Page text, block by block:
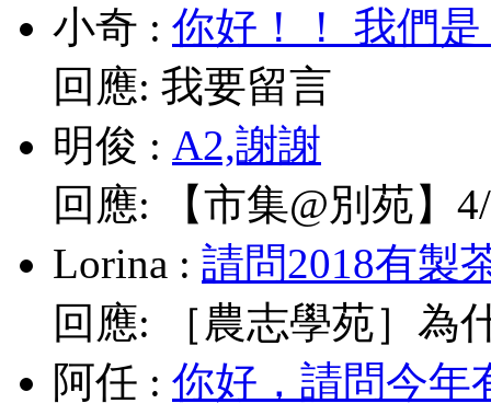
小奇 : 你好！！ 我們
回應: 我要留言
明俊 : A2,謝謝
回應:
【市集@別苑】
Lorina : 請問2018有製
回應:
［農志學苑］為
阿任 : 你好，請問今年